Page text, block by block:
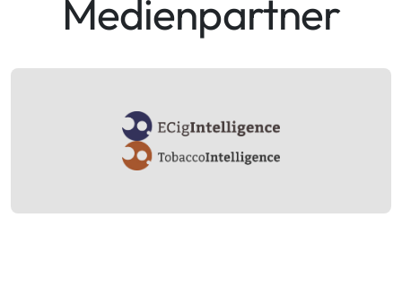
Medienpartner